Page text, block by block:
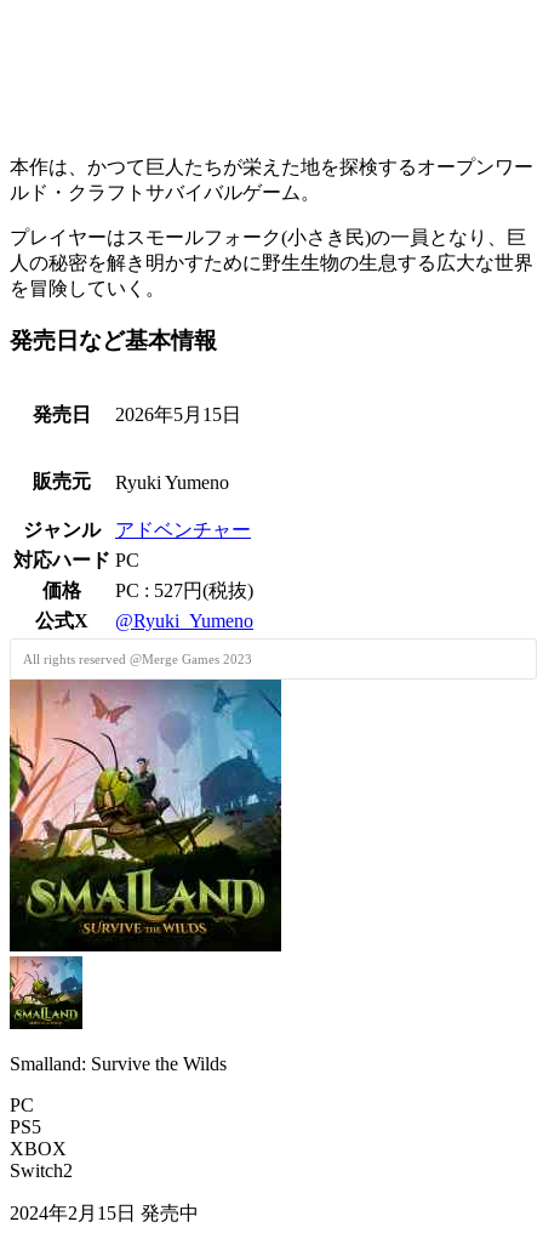
本作は、かつて巨人たちが栄えた地を探検するオープンワー
ルド・クラフトサバイバルゲーム。
プレイヤーはスモールフォーク(小さき民)の一員となり、巨
人の秘密を解き明かすために野生生物の生息する広大な世界
を冒険 していく。
発売日など基本情報
発売日 2026年5月15日
販売元 Ryuki Yumeno
ジャンル
アドベンチャー
対応ハード PC
価格
PC : 527円(税抜)
公式X
@Ryuki_Yumeno
All rights reserved @Merge Games 2023
Smalland: Survive the Wilds
PC
PS5
XBOX
Switch2
2024年2月15日 発売中